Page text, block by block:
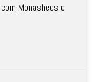
Monashees e